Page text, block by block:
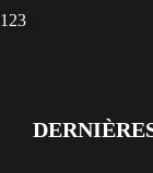
1 23